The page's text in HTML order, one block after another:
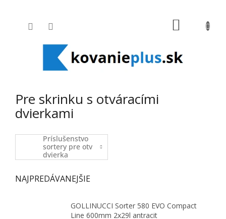
Pre skrinku s otváracími
dvierkami
Príslušenstvo
sortery pre otv
dvierka
NAJPREDÁVANEJŠIE
GOLLINUCCI Sorter 580 EVO Compact
Line 600mm 2x29l antracit